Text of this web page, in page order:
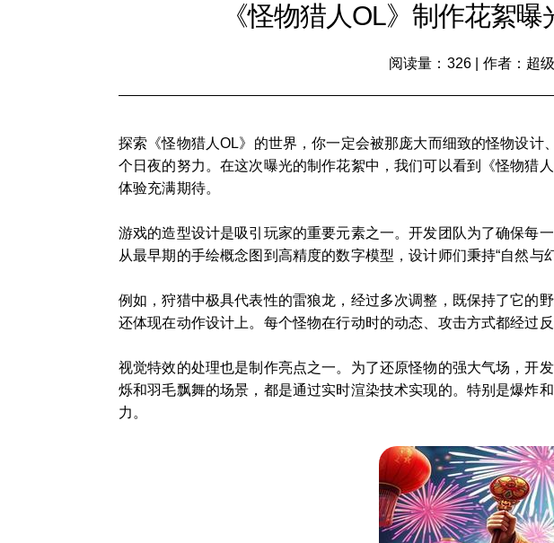
《怪物猎人OL》制作花絮
阅读量：326 作者：超
探索《怪物猎人OL》的世界，你一定会被那庞大而细致的怪物设
个日夜的努力。在这次曝光的制作花絮中，我们可以看到《怪物猎
体验充满期待。
游戏的造型设计是吸引玩家的重要元素之一。开发团队为了确保每
从最早期的手绘概念图到高精度的数字模型，设计师们秉持“自然与
例如，狩猎中极具代表性的雷狼龙，经过多次调整，既保持了它的
还体现在动作设计上。每个怪物在行动时的动态、攻击方式都经过
视觉特效的处理也是制作亮点之一。为了还原怪物的强大气场，开
烁和羽毛飘舞的场景，都是通过实时渲染技术实现的。特别是爆炸
力。